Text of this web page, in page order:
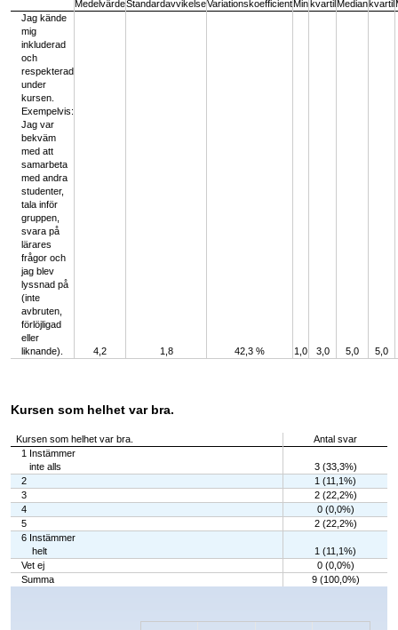
MedelvärdeStandardavvikelseVariationskoefficientMin kvartil Mediankvartil
Jag kände
mig
inkluderad
och
respekterad
under
kursen.
Exempelvis:
Jag var
bekväm
med att
samarbeta
med andra
studenter,
tala inför
gruppen,
svara på
lärares
frågor och
jag blev
lyssnad på
(inte
avbruten,
förlöjligad
eller
liknande).
4,2 1,8 42,3 % 1,0 3,0 5,0 5,0
Kursen som helhet var bra.
Kursen som helhet var bra.
Antal svar
1 Instämmer
inte alls
3 (33,3%)
2
1 (11,1%)
3
2 (22,2%)
4
0 (0,0%)
5
2 (22,2%)
6 Instämmer
helt
1 (11,1%)
Vet ej
0 (0,0%)
Summa
9 (100,0%)
Chart
The chart has 1 X axis displaying categories.